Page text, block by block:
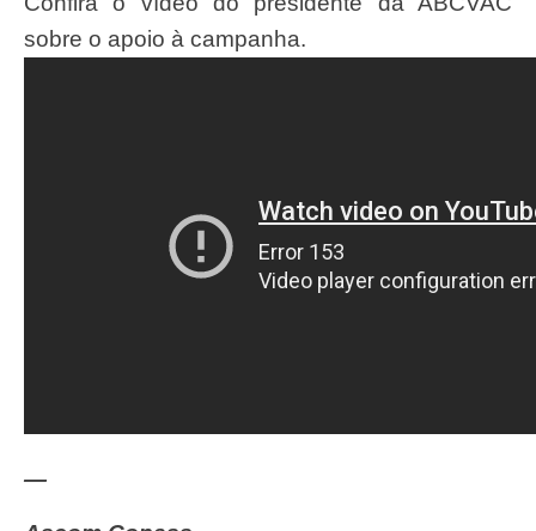
sobre o apoio à campanha.
—